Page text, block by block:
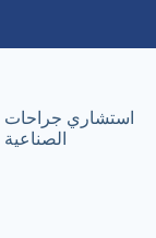
استشاري جراحات